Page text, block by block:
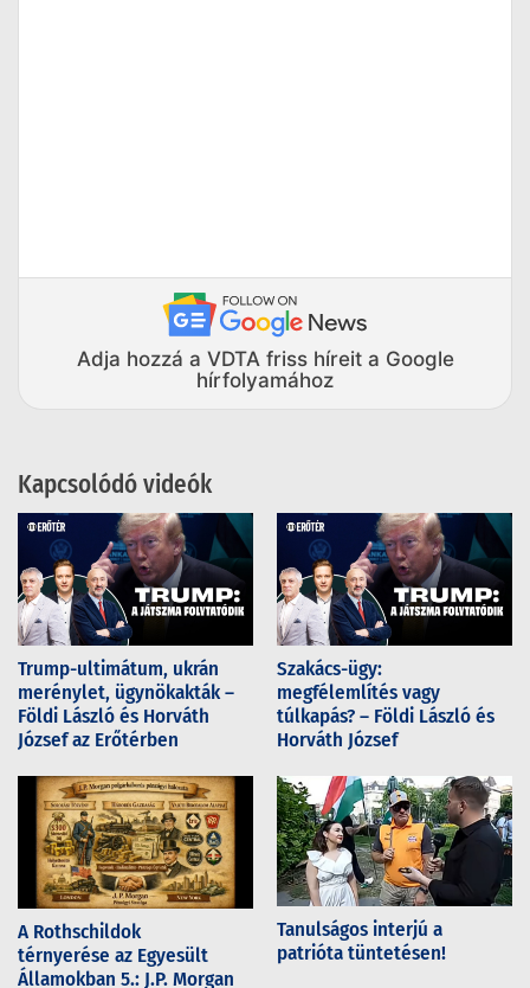
Adja hozzá a VDTA friss híreit a Google
hírfolyamához
Kapcsolódó videók
Trump-ultimátum, ukrán
merénylet, ügynökakták –
Földi László és Horváth
József az Erőtérben
Szakács-ügy:
megfélemlítés vagy
túlkapás? – Földi László és
Horváth József
A Rothschildok
térnyerése az Egyesült
Államokban 5.: J.P. Morgan
Tanulságos interjú a
patrióta tüntetésen!